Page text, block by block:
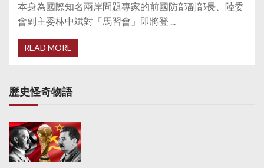
本身為國際知名兩岸問題專家的前國防部副部長、陸委
會副主委林中斌對「馬習會」即將登 ...
READ MORE
歷史怪奇物語